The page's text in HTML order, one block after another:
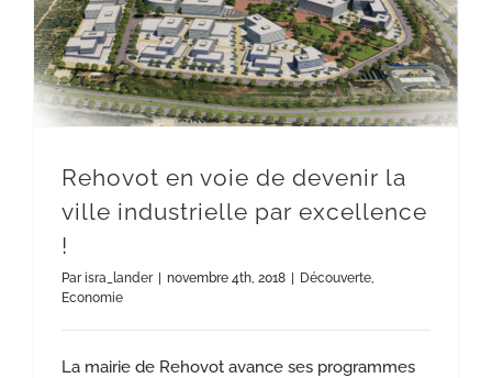
Rehovot en voie de devenir la
ville industrielle par excellence
!
Parisra_lander novembre 4th, 2018 Découverte,
Economie
La mairie de Rehovot avance ses programmes